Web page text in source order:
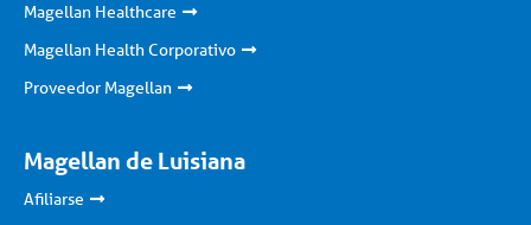
Magellan Healthcare
Magellan Health Corporativo
Proveedor Magellan
Magellan de Luisiana
Afiliarse